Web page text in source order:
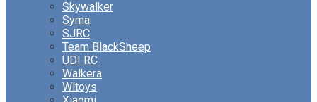
Skywalker
Syma
SJRC
Team BlackSheep
UDI RC
Walkera
Wltoys